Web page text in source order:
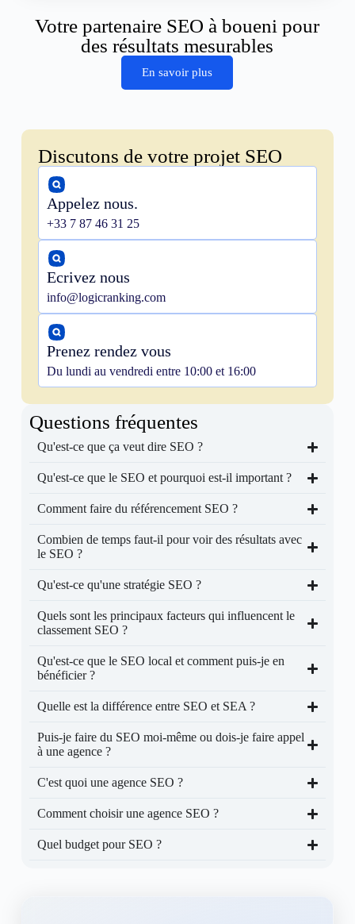
Votre partenaire SEO à boueni pour
des résultats mesurables
En savoir plus
Discutons de votre projet SEO
Appelez nous.
+33 7 87 46 31 25
Ecrivez nous
info@logicranking.com
Prenez rendez vous
Du lundi au vendredi entre 10:00 et 16:00
Questions fréquentes
Qu'est-ce que ça veut dire SEO ?
Qu'est-ce que le SEO et pourquoi est-il important ?
Comment faire du référencement SEO ?
Combien de temps faut-il pour voir des résultats avec
le SEO ?
Qu'est-ce qu'une stratégie SEO ?
Quels sont les principaux facteurs qui influencent le
classement SEO ?
Qu'est-ce que le SEO local et comment puis-je en
bénéficier ?
Quelle est la différence entre SEO et SEA ?
Puis-je faire du SEO moi-même ou dois-je faire appel
à une agence ?
C'est quoi une agence SEO ?
Comment choisir une agence SEO ?
Quel budget pour SEO ?